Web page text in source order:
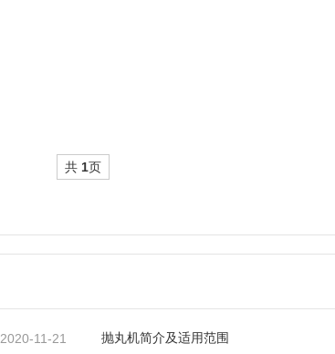
共 1页
2020-11-21 抛丸机简介及适用范围